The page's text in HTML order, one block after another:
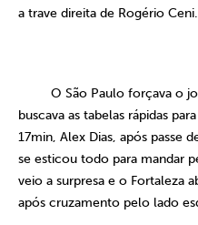
a trave direita de Rogério Ceni.
O São Paulo forçava o
buscava as tabelas rápidas
17min, Alex Dias, após passe
se esticou todo para mandar
veio a surpresa e o Fortaleza
após cruzamento pelo lado